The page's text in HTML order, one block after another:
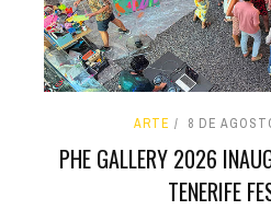
ARTE 8 DE
PHE GALLERY 2026
TENERIFE